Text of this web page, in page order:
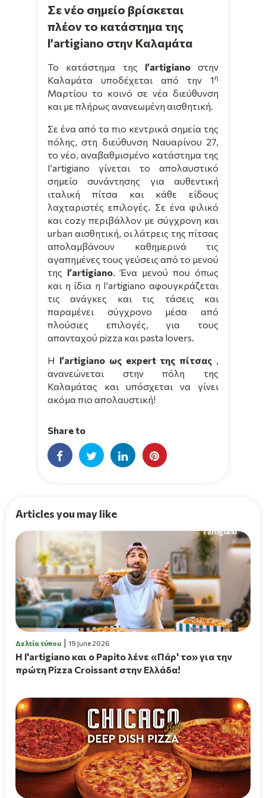
Σε νέο σημείο βρίσκεται
πλέον το κατάστημα της
l’artigiano στην Καλαμάτα
Το κατάστημα της l’artigiano
στην
Καλαμάτα υποδέχεται από την 1 η
Μαρτίου το κοινό σε νέα διεύθυνση
και με πλήρως ανανεωμένη αισθητική.
Σε ένα από τα πιο κεντρικά σημεία της
πόλης, στη διεύθυνση Ναυαρίνου 27,
το νέο, αναβαθμισμένο κατάστημα της
l’artigiano γίνεται το απολαυστικό
σημείο συνάντησης για αυθεντική
ιταλική πίτσα και κάθε είδους
λαχταριστές επιλογές. Σε ένα φιλικό
και cozy περιβάλλον με σύγχρονη και
urban αισθητική, οι λάτρεις της πίτσας
απολαμβάνουν καθημερινά τις
αγαπημένες τους γεύσεις από το μενού
της l’artigiano. Ένα μενού που όπως
και η ίδια η l’artigianoαφουγκράζεται
τις ανάγκες και τις τάσεις και
παραμένει σύγχρονο μέσα από
πλούσιες επιλογές, για τους
απανταχού pizza και pasta lovers.
Η l’artigiano ως expertτης πίτσας ,
ανανεώνεται στην πόλη της
Καλαμάτας και υπόσχεται να γίνει
ακόμα πιο απολαυστική!
Share to
Articles you may like
Δελτία τύπου 19 June 2026
H l'artigiano και ο Papito λένε «Πάρ' το» για την
πρώτη Pizza Croissant στην Ελλάδα!